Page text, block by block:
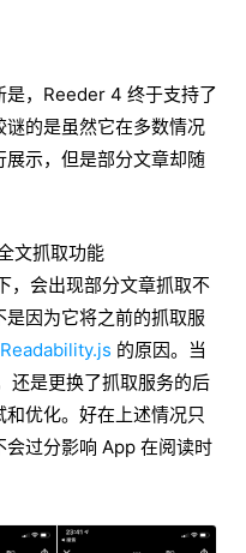
是，Reeder 4 终于支持了
的是虽然它在多数情况
示，但是部分文章却随
文抓取功能
，会出现部分文章抓取不
因为它将之前的抓取服
Readability.js 的原因。当
还是更换了抓取服务的后
优化。好在上述情况只
过分影响 App 在阅读时